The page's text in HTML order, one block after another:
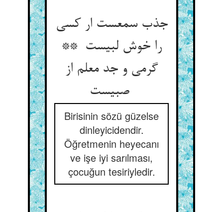
جذب سمعست ار کسی
را خوش لبیست **
گرمی و جد معلم از
Birisinin sözü güzelse
dinleyicidendir.
Öğretmenin heyecanı
ve işe iyi sarılması,
çocuğun tesiriyledir.